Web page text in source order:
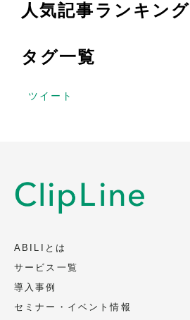
人気記事ランキング
タグ一覧
ツイート
ABILIとは
サービス一覧
導入事例
セミナー・イベント情報